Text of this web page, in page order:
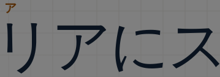
アにス